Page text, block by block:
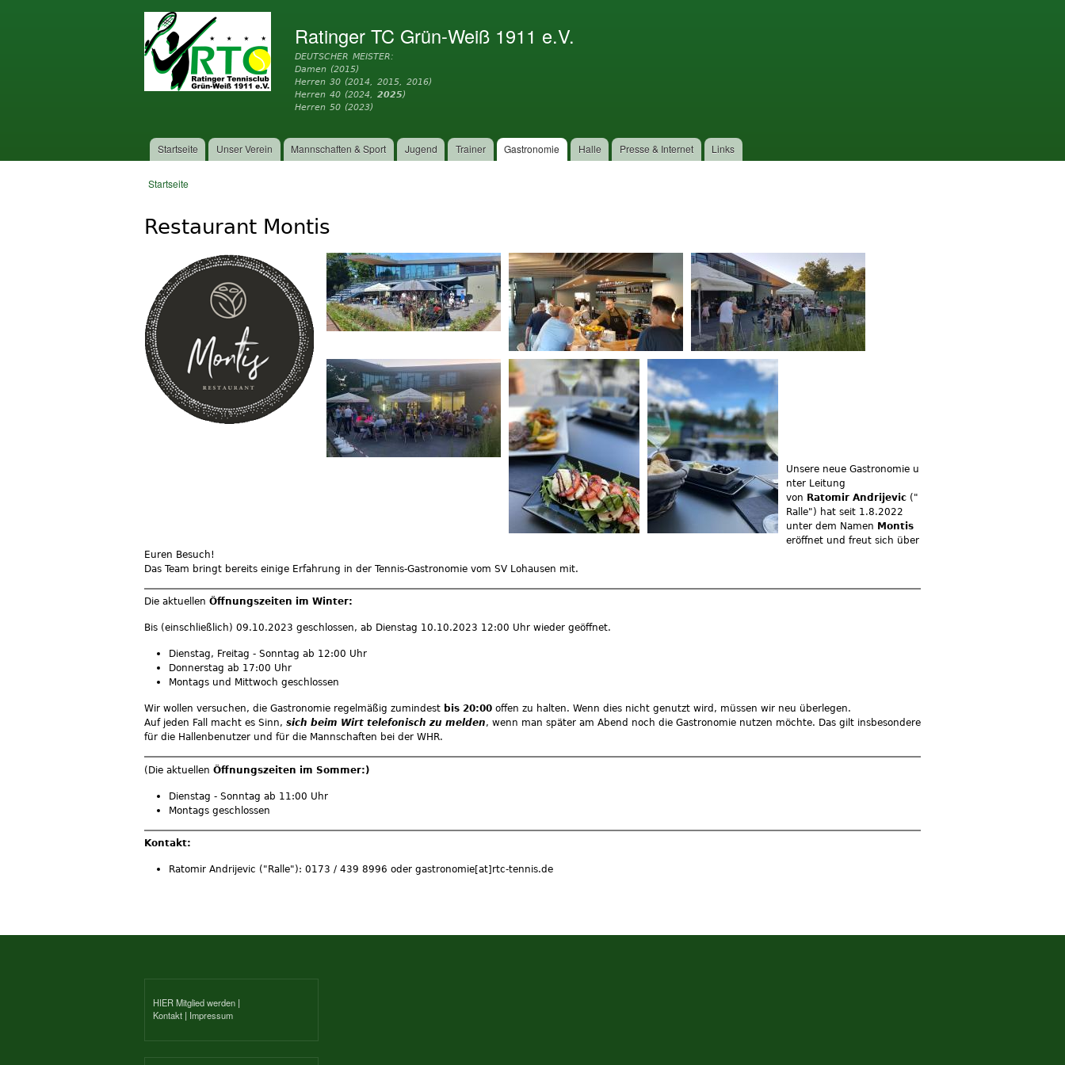
Inhalt
Ratinger TC Grün-Weiß 1911 e.V.
DEUTSCHER MEISTER:
Damen (2015)
Herren 30 (2014, 2015, 2016)
Herren 40 (2024,2025)
Herren 50 (2023)
Hauptmenü
Startseite Unser Verein Mannschaften & Sport Jugend Trainer Gastronomie Halle Presse & Internet Links
Startseite
Restaurant Montis
Unsere neue Gastronomie u
nter Leitung
von Ratomir Andrijevic ("
Ralle") hat seit 1.8.2022
unter dem Namen Montis
eröffnet und freut sich über
Euren Besuch!
Das Team bringt bereits einige Erfahrung in der Tennis-Gastronomie vom SV Lohausen mit.
Die aktuellen Öffnungszeiten im Winter:
Bis (einschließlich) 09.10.2023 geschlossen, ab Dienstag 10.10.2023 12:00 Uhr wieder geöffnet.
Dienstag, Freitag - Sonntag ab 12:00 Uhr
Donnerstag ab 17:00 Uhr
Montags und Mittwoch geschlossen
Wir wollen versuchen, die Gastronomie regelmäßig zumindest bis 20:00 offen zu halten. Wenn dies nicht genutzt wird, müssen wir neu überlegen.
Auf jeden Fall macht es Sinn, sich beim Wirt telefonisch zu melden, wenn man später am Abend noch die Gastronomie nutzen möchte. Das gilt insbesondere
für die Hallenbenutzer und für die Mannschaften bei der WHR.
(Die aktuellen Öffnungszeiten im Sommer:)
Dienstag - Sonntag ab 11:00 Uhr
Montags geschlossen
Kontakt:
Ratomir Andrijevic ("Ralle"): 0173 / 439 8996 oder gastronomie[at]rtc-tennis.de
HIER Mitglied werden |
Kontakt | Impressum